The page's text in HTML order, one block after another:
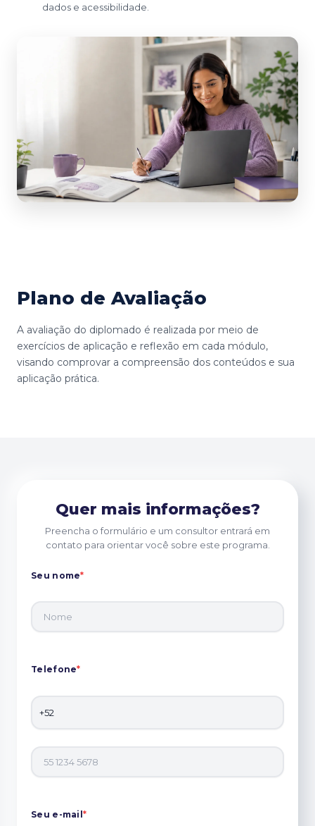
dados e acessibilidade.
Plano de Avaliação
A avaliação do diplomado é realizada por meio de
exercícios de aplicação e reflexão em cada módulo,
visando comprovar a compreensão dos conteúdos e sua
aplicação prática.
Quer mais informações?
Preencha o formulário e um consultor entrará em
contato para orientar você sobre este programa.
Seu nome*
Telefone*
Seu e-mail*